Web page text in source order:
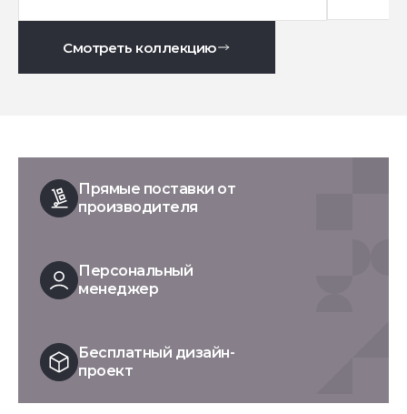
Смотреть коллекцию
Прямые поставки от
производителя
Персональный
менеджер
Бесплатный дизайн-
проект